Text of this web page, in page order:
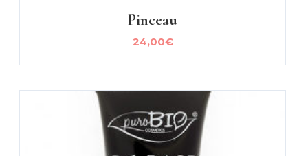
Pinceau
24,00€